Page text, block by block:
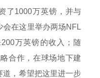
了1000万英镑，并与
会在这里举办两场NFL
万英镑的收入；随
合作，在球场地下建
，希望把这里进一步